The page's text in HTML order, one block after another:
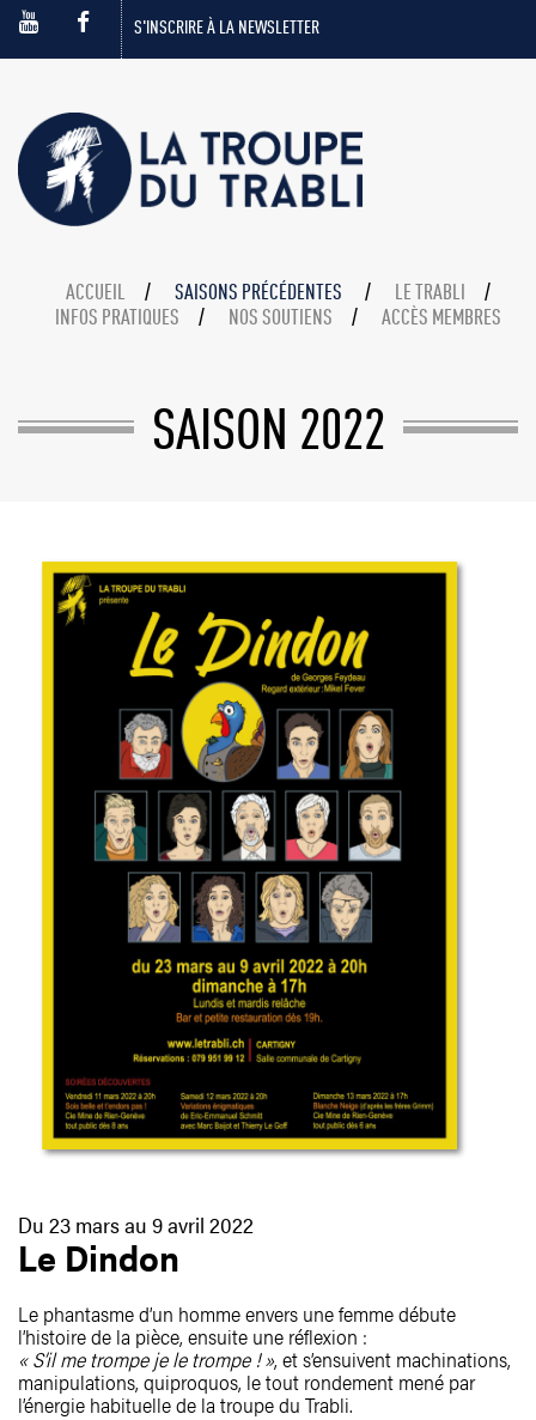
S'INSCRIRE À LA NEWSLETTER
ACCUEIL SAISONS PRÉCÉDENTES
LE TRABLI
INFOS PRATIQUES
NOS SOUTIENS ACCÈS MEMBRES
SAISON 2022
Du 23 mars au 9 avril 2022
Le Dindon
Le phantasme d’un homme envers une femme débute
l’histoire de la pièce, ensuite une réflexion :
« S’il me trompe je le trompe ! », et s’ensuivent machinations,
manipulations, quiproquos, le tout rondement mené par
l’énergie habituelle de la troupe du Trabli.